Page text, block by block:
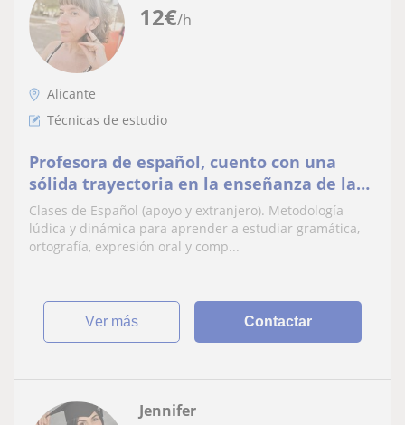
12€/h
Alicante
Técnicas de estudio
Profesora de español, cuento con una
sólida trayectoria en la enseñanza de la
lengua y la pedagogía activa.
Clases de Español (apoyo y extranjero). Metodología
lúdica y dinámica para aprender a estudiar gramática,
ortografía, expresión oral y comp...
ver más Contactar
Jennifer